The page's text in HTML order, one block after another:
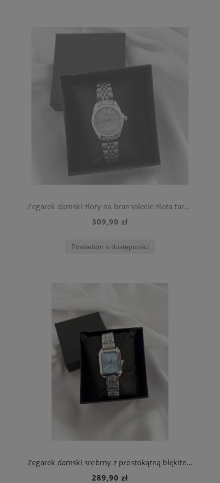
Zegarek damski złoty na bransolecie złota tarcza ze stali chirurgiczna
309,90 zł
Powiadom o dostępności
Zegarek damski srebrny z prostokątną błękitną kopertą stal chirurgiczna
289,90 zł